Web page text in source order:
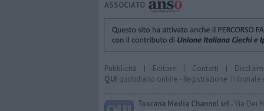
ASSOCIATO
Pubblicità | Editore | Contatti |
QUI quotidiano online - Registrazione Tribunale
Toscana Media Channel srl- Via Dei